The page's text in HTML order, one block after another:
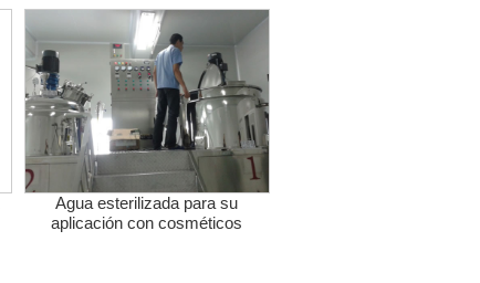
Agua esterilizada para su
aplicación con cosméticos